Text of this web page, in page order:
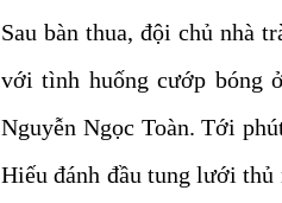
Sau bàn thua, đội chủ nhà
với tình huống cướp bóng
Nguyễn Ngọc Toàn. Tới
Hiếu đánh đầu tung lưới